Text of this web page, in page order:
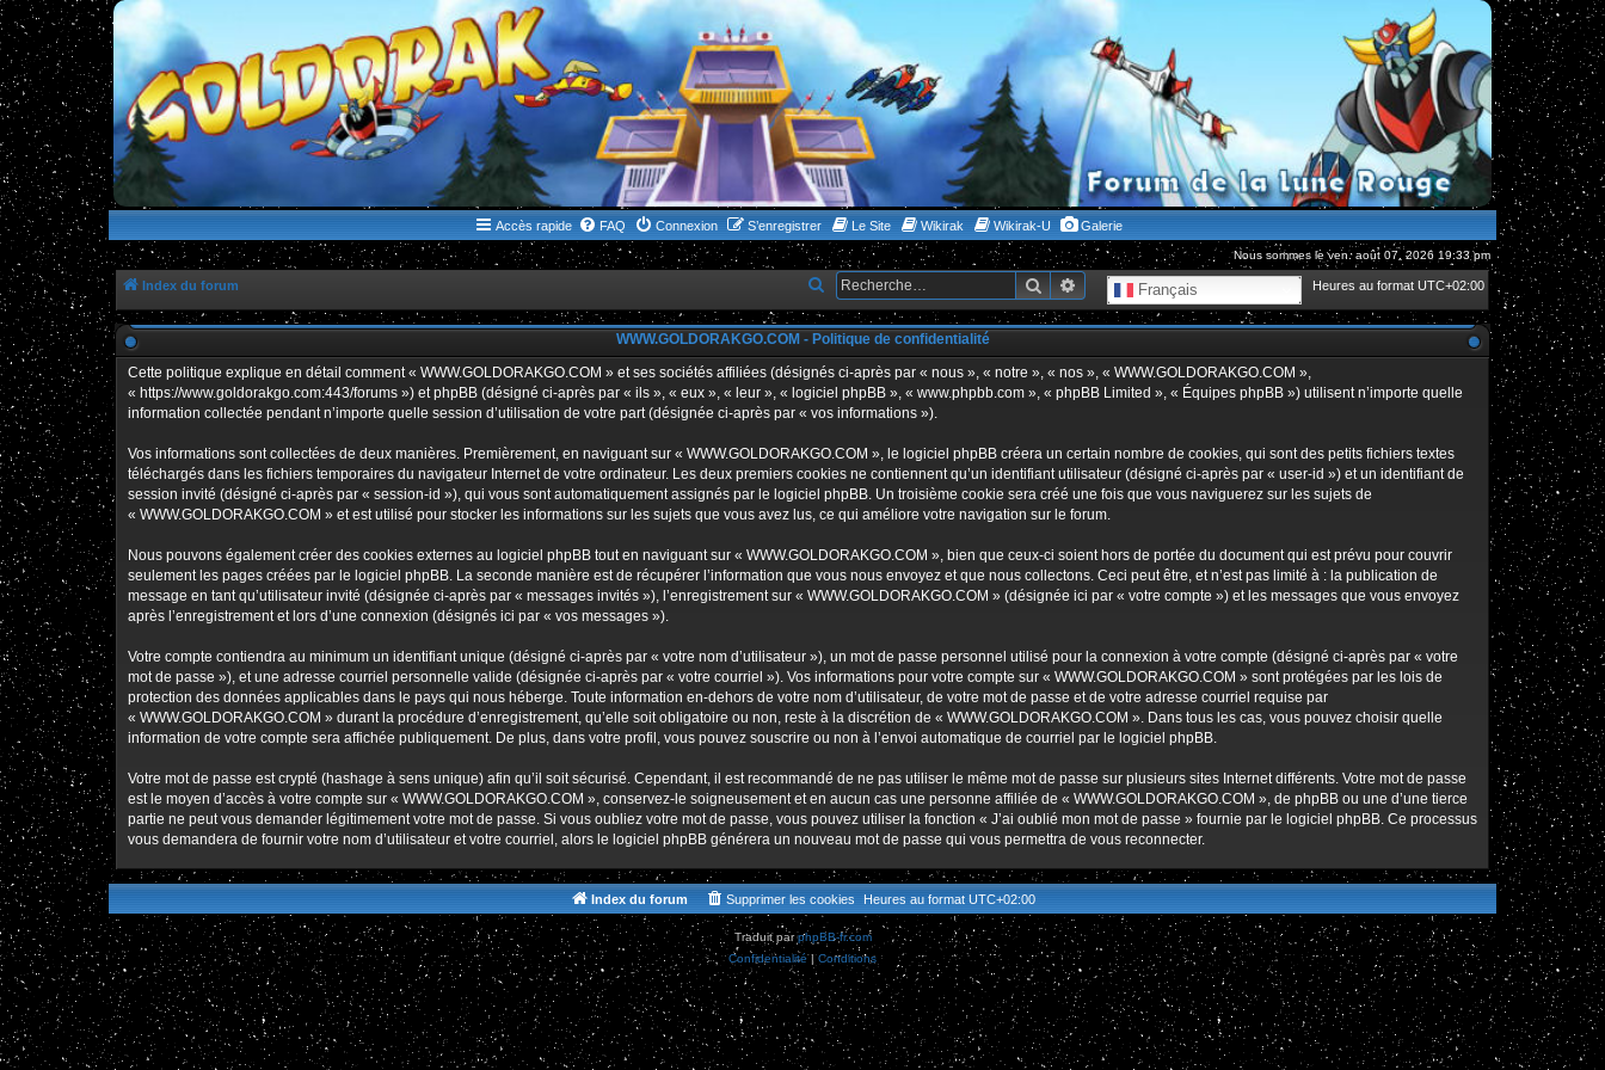
WWW.GOLDORAKGO.COM
le site de la Lune Rouge
Accès rapide FAQ Connexion S’enregistrer Le Site Wikirak Wikirak-U Galerie
Nous sommes le ven. août 07, 2026 19:33 pm
Index du forum Heures au format UTC+02:00
Français
RechercherRecherche avancée
e
c
h
e
c
e
WWW.GOLDORAKGO.COM - Politique de confidentialité
Cette politique explique en détail comment « WWW.GOLDORAKGO.COM » et ses sociétés affiliées (désignés ci-après par « nous », « notre », « nos », « WWW.GOLDORAKGO.COM »,
« https://www.goldorakgo.com:443/forums ») et phpBB (désigné ci-après par « ils », « eux », « leur », « logiciel phpBB », « www.phpbb.com », « phpBB Limited », « Équipes phpBB ») utilisent n’importe quelle
information collectée pendant n’importe quelle session d’utilisation de votre part (désignée ci-après par « vos informations »).
Vos informations sont collectées de deux manières. Premièrement, en naviguant sur « WWW.GOLDORAKGO.COM », le logiciel phpBB créera un certain nombre de cookies, qui sont des petits fichiers textes
téléchargés dans les fichiers temporaires du navigateur Internet de votre ordinateur. Les deux premiers cookies ne contiennent qu’un identifiant utilisateur (désigné ci-après par « user-id ») et un identifiant de
session invité (désigné ci-après par « session-id »), qui vous sont automatiquement assignés par le logiciel phpBB. Un troisième cookie sera créé une fois que vous naviguerez sur les sujets de
« WWW.GOLDORAKGO.COM » et est utilisé pour stocker les informations sur les sujets que vous avez lus, ce qui améliore votre navigation sur le forum.
Nous pouvons également créer des cookies externes au logiciel phpBB tout en naviguant sur « WWW.GOLDORAKGO.COM », bien que ceux-ci soient hors de portée du document qui est prévu pour couvrir
seulement les pages créées par le logiciel phpBB. La seconde manière est de récupérer l’information que vous nous envoyez et que nous collectons. Ceci peut être, et n’est pas limité à : la publication de
message en tant qu’utilisateur invité (désignée ci-après par « messages invités »), l’enregistrement sur « WWW.GOLDORAKGO.COM » (désignée ici par « votre compte ») et les messages que vous envoyez
après l’enregistrement et lors d’une connexion (désignés ici par « vos messages »).
Votre compte contiendra au minimum un identifiant unique (désigné ci-après par « votre nom d’utilisateur »), un mot de passe personnel utilisé pour la connexion à votre compte (désigné ci-après par « votre
mot de passe »), et une adresse courriel personnelle valide (désignée ci-après par « votre courriel »). Vos informations pour votre compte sur « WWW.GOLDORAKGO.COM » sont protégées par les lois de
protection des données applicables dans le pays qui nous héberge. Toute information en-dehors de votre nom d’utilisateur, de votre mot de passe et de votre adresse courriel requise par
« WWW.GOLDORAKGO.COM » durant la procédure d’enregistrement, qu’elle soit obligatoire ou non, reste à la discrétion de « WWW.GOLDORAKGO.COM ». Dans tous les cas, vous pouvez choisir quelle
information de votre compte sera affichée publiquement. De plus, dans votre profil, vous pouvez souscrire ou non à l’envoi automatique de courriel par le logiciel phpBB.
Votre mot de passe est crypté (hashage à sens unique) afin qu’il soit sécurisé. Cependant, il est recommandé de ne pas utiliser le même mot de passe sur plusieurs sites Internet différents. Votre mot de passe
est le moyen d’accès à votre compte sur « WWW.GOLDORAKGO.COM », conservez-le soigneusement et en aucun cas une personne affiliée de « WWW.GOLDORAKGO.COM », de phpBB ou une d’une tierce
partie ne peut vous demander légitimement votre mot de passe. Si vous oubliez votre mot de passe, vous pouvez utiliser la fonction « J’ai oublié mon mot de passe » fournie par le logiciel phpBB. Ce processus
vous demandera de fournir votre nom d’utilisateur et votre courriel, alors le logiciel phpBB générera un nouveau mot de passe qui vous permettra de vous reconnecter.
Index du forum Heures au format UTC+02:00
Supprimer les cookies
Traduit parphpBB-fr.com
Confidentialité|Conditions